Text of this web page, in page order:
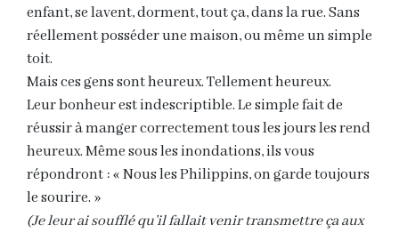
enfant, se lavent, dorment, tout ça, dans la rue. Sans
réellement posséder une maison, ou même un simple
toit.
Mais ces gens sont heureux. Tellement heureux.
Leur bonheur est indescriptible. Le simple fait de
réussir à manger correctement tous les jours les rend
heureux. Même sous les inondations, ils vous
répondront : « Nous les Philippins, on garde toujours
le sourire. »
(Je leur ai soufflé qu’il fallait venir transmettre ça aux